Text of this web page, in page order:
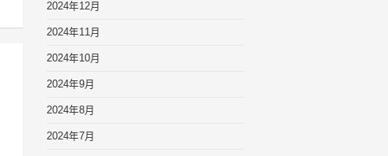
2024年12月
2024年11月
2024年10月
2024年9月
2024年8月
2024年7月